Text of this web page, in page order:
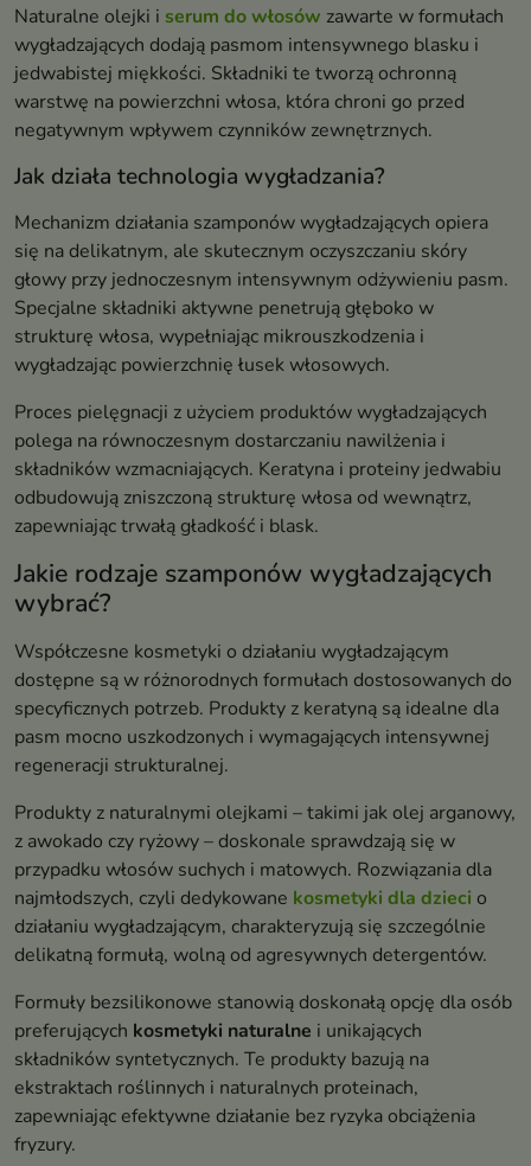
Naturalne olejki i serum do włosów zawarte w formułach
wygładzających dodają pasmom intensywnego blasku i
jedwabistej miękkości. Składniki te tworzą ochronną
warstwę na powierzchni włosa, która chroni go przed
negatywnym wpływem czynników zewnętrznych.
Jak działa technologia wygładzania?
Mechanizm działania szamponów wygładzających opiera
się na delikatnym, ale skutecznym oczyszczaniu skóry
głowy przy jednoczesnym intensywnym odżywieniu pasm.
Specjalne składniki aktywne penetrują głęboko w
strukturę włosa, wypełniając mikrouszkodzenia i
wygładzając powierzchnię łusek włosowych.
Proces pielęgnacji z użyciem produktów wygładzających
polega na równoczesnym dostarczaniu nawilżenia i
składników wzmacniających. Keratyna i proteiny jedwabiu
odbudowują zniszczoną strukturę włosa od wewnątrz,
zapewniając trwałą gładkość i blask.
Jakie rodzaje szamponów wygładzających
wybrać?
Współczesne kosmetyki o działaniu wygładzającym
dostępne są w różnorodnych formułach dostosowanych do
specyficznych potrzeb. Produkty z keratyną są idealne dla
pasm mocno uszkodzonych i wymagających intensywnej
regeneracji strukturalnej.
Produkty z naturalnymi olejkami – takimi jak olej arganowy,
z awokado czy ryżowy – doskonale sprawdzają się w
przypadku włosów suchych i matowych. Rozwiązania dla
najmłodszych, czyli dedykowane kosmetyki dla dzieci o
działaniu wygładzającym, charakteryzują się szczególnie
delikatną formułą, wolną od agresywnych detergentów.
Formuły bezsilikonowe stanowią doskonałą opcję dla osób
preferujących kosmetyki naturalne i unikających
składników syntetycznych. Te produkty bazują na
ekstraktach roślinnych i naturalnych proteinach,
zapewniając efektywne działanie bez ryzyka obciążenia
fryzury.